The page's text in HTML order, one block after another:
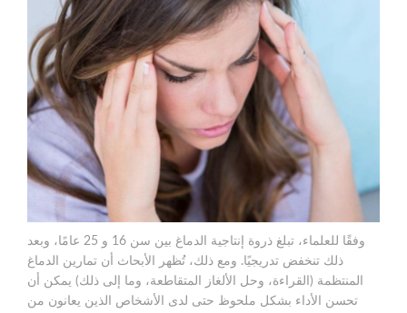
وفقًا للعلماء، تبلغ ذروة إنتاجية الدماغ بين سن 16 و 25 عامًا، وبعد
ذلك تنخفض تدريجيًا. ومع ذلك، تُظهر الأبحاث أن تمارين الدماغ
المنتظمة (القراءة، وحل الألغاز المتقاطعة، وما إلى ذلك) يمكن أن
تحسن الأداء بشكل ملحوظ حتى لدى الأشخاص الذين يعانون من